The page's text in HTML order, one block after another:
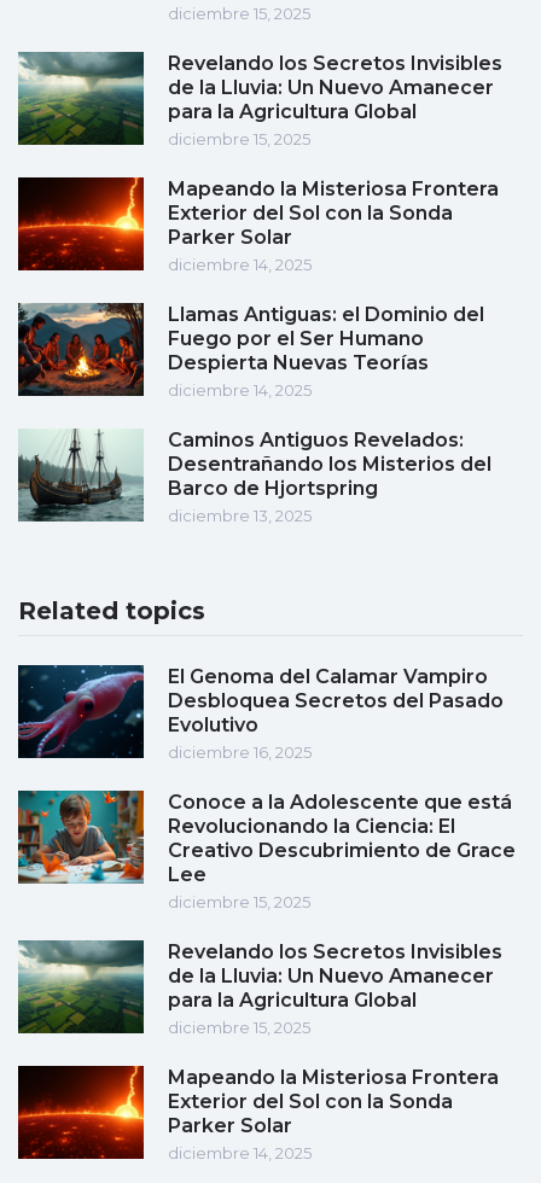
diciembre 15, 2025
Revelando los Secretos Invisibles
de la Lluvia: Un Nuevo Amanecer
para la Agricultura Global
diciembre 15, 2025
Mapeando la Misteriosa Frontera
Exterior del Sol con la Sonda
Parker Solar
diciembre 14, 2025
Llamas Antiguas: el Dominio del
Fuego por el Ser Humano
Despierta Nuevas Teorías
diciembre 14, 2025
Caminos Antiguos Revelados:
Desentrañando los Misterios del
Barco de Hjortspring
diciembre 13, 2025
Related topics
El Genoma del Calamar Vampiro
Desbloquea Secretos del Pasado
Evolutivo
diciembre 16, 2025
Conoce a la Adolescente que está
Revolucionando la Ciencia: El
Creativo Descubrimiento de Grace
Lee
diciembre 15, 2025
Revelando los Secretos Invisibles
de la Lluvia: Un Nuevo Amanecer
para la Agricultura Global
diciembre 15, 2025
Mapeando la Misteriosa Frontera
Exterior del Sol con la Sonda
Parker Solar
diciembre 14, 2025